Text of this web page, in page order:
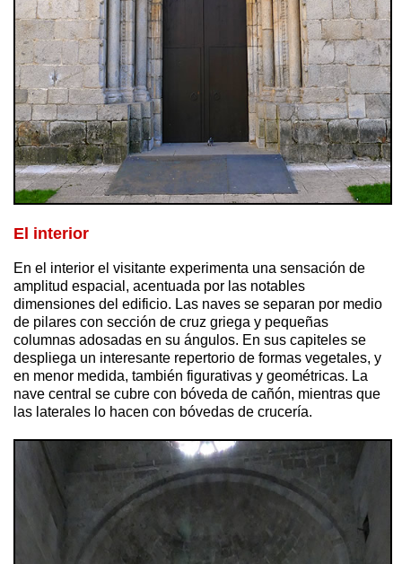
El interior
En el interior el visitante experimenta una sensación de
amplitud espacial, acentuada por las notables
dimensiones del edificio. Las naves se separan por medio
de pilares con sección de cruz griega y pequeñas
columnas adosadas en su ángulos. En sus capiteles se
despliega un interesante repertorio de formas vegetales, y
en menor medida, también figurativas y geométricas. La
nave central se cubre con bóveda de cañón, mientras que
las laterales lo hacen con bóvedas de crucería.